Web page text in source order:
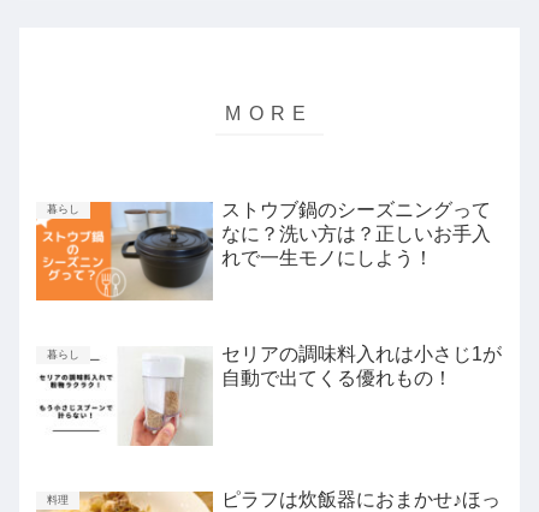
暮らし
ストウブ鍋のシーズニングって
なに？洗い方は？正しいお手入
れで一生モノにしよう！
暮らし
セリアの調味料入れは小さじ1が
自動で出てくる優れもの！
料理
ピラフは炊飯器におまかせ♪ほっ